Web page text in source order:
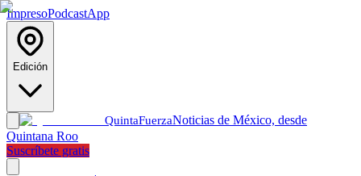
ImpresoPodcastApp
Edición
QuintaFuerzaNoticias de México, desde
Quintana Roo
Suscríbete gratis